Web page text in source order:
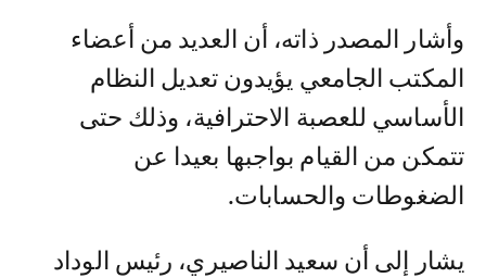
وأشار المصدر ذاته، أن العديد من أعضاء
المكتب الجامعي يؤيدون تعديل النظام
الأساسي للعصبة الاحترافية، وذلك حتى
تتمكن من القيام بواجبها بعيدا عن
الضغوطات والحسابات.
يشار إلى أن سعيد الناصيري، رئيس الوداد